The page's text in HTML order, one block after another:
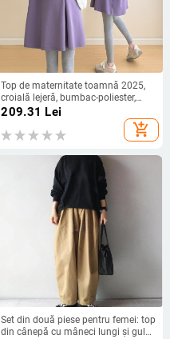
Top de maternitate toamnă 2025,
croială lejeră, bumbac-poliester,
mâneci lungi, guler înalt
209.31 Lei
add_shopping_cart
Set din două piese pentru femei: top
din cânepă cu mâneci lungi și guler